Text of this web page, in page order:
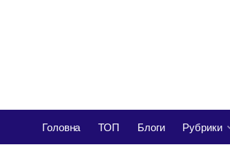
Головна ТОП Блоги Рубрики